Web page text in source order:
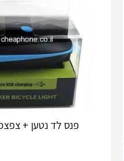
פנס לד נטען +